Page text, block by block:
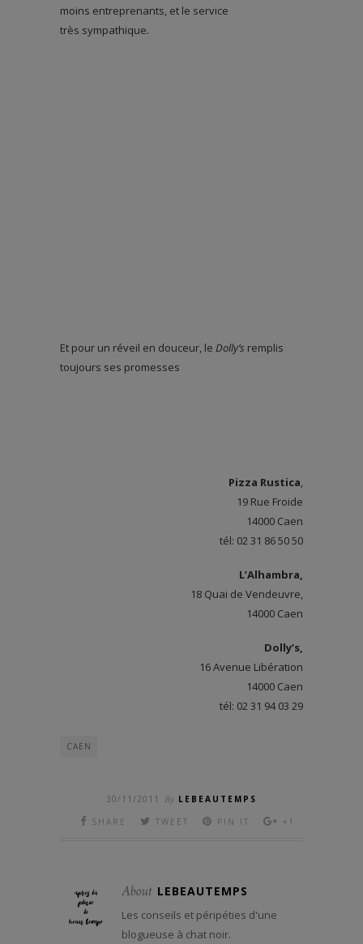
moins entreprenants, et le service
très sympathique.
Et pour un réveil en douceur, le Dolly’s remplis
toujours ses promesses
Pizza Rustica,
19 Rue Froide
14000 Caen
tél: 02 31 86 50 50
L’Alhambra,
18 Quai de Vendeuvre,
14000 Caen
Dolly’s,
16 Avenue Libération
14000 Caen
tél: 02 31 94 03 29
CAEN
30/11/2011 By LEBEAUTEMPS
SHARE
TWEET PIN IT +1
About LEBEAUTEMPS
Les conseils et péripéties d'une
blogueuse à chat noir.